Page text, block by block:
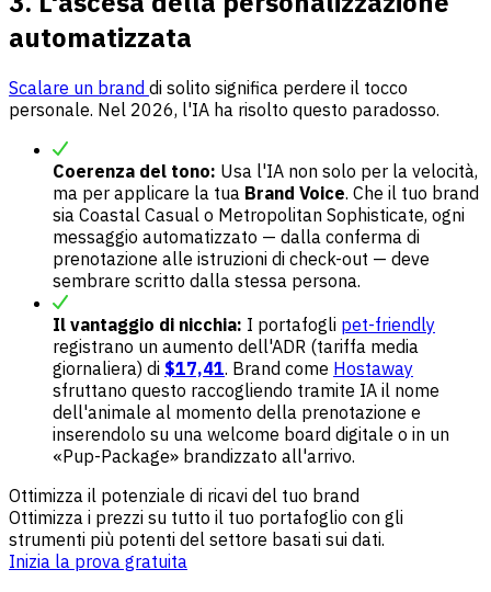
automatizzata
Scalare un brand di solito significa perdere il tocco
personale. Nel 2026, l'IA ha risolto questo paradosso.
Coerenza del tono: Usa l'IA non solo per la velocità,
ma per applicare la tua Brand Voice. Che il tuo brand
sia Coastal Casual o Metropolitan Sophisticate, ogni
messaggio automatizzato — dalla conferma di
prenotazione alle istruzioni di check-out — deve
sembrare scritto dalla stessa persona.
Il vantaggio di nicchia: I portafogli pet-friendly
registrano un aumento dell'ADR (tariffa media
giornaliera) di $17,41. Brand come Hostaway
sfruttano questo raccogliendo tramite IA il nome
dell'animale al momento della prenotazione e
inserendolo su una welcome board digitale o in un
«Pup-Package» brandizzato all'arrivo.
Ottimizza il potenziale di ricavi del tuo brand
Ottimizza i prezzi su tutto il tuo portafoglio con gli
strumenti più potenti del settore basati sui dati.
Inizia la prova gratuita